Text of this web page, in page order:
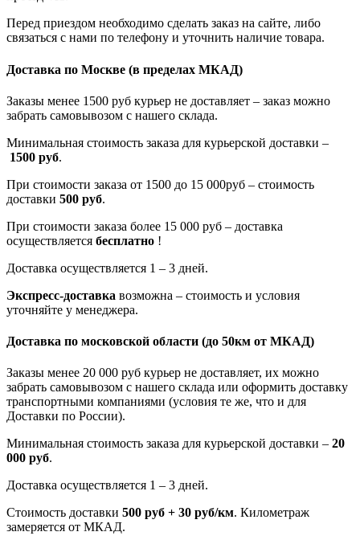
Перед приездом необходимо сделать заказ на сайте, либо
связаться с нами по телефону и уточнить наличие товара.
Доставка по Москве (в пределах МКАД)
Заказы менее 1500 руб курьер не доставляет – заказ можно
забрать самовывозом с нашего склада.
Минимальная стоимость заказа для курьерской доставки –
1500 руб.
При стоимости заказа от 1500 до 15 000руб – стоимость
доставки 500 руб.
При стоимости заказа более 15 000 руб – доставка
осуществляется бесплатно !
Доставка осуществляется 1 – 3 дней.
Экспресс-доставка возможна – стоимость и условия
уточняйте у менеджера.
Доставка по московской области (до 50км от МКАД)
Заказы менее 20 000 руб курьер не доставляет, их можно
забрать самовывозом с нашего склада или оформить доставку
транспортными компаниями (условия те же, что и для
Доставки по России).
Минимальная стоимость заказа для курьерской доставки – 20
000 руб.
Доставка осуществляется 1 – 3 дней.
Стоимость доставки 500 руб + 30 руб/км. Километраж
замеряется от МКАД.